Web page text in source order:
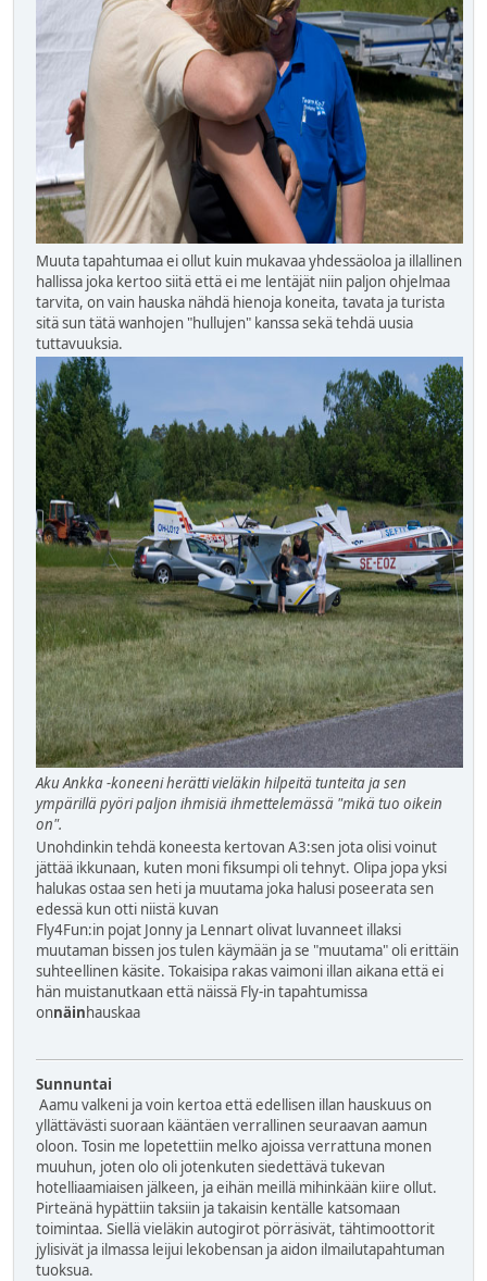
Muuta tapahtumaa ei ollut kuin mukavaa yhdessäoloa ja illallinen
hallissa joka kertoo siitä että ei me lentäjät niin paljon ohjelmaa
tarvita, on vain hauska nähdä hienoja koneita, tavata ja turista
sitä sun tätä wanhojen "hullujen" kanssa sekä tehdä uusia
tuttavuuksia.
Aku Ankka -koneeni herätti vieläkin hilpeitä tunteita ja sen
ympärillä pyöri paljon ihmisiä ihmettelemässä "mikä tuo oikein
on".
Unohdinkin tehdä koneesta kertovan A3:sen jota olisi voinut
jättää ikkunaan, kuten moni fiksumpi oli tehnyt. Olipa jopa yksi
halukas ostaa sen heti ja muutama joka halusi poseerata sen
edessä kun otti niistä kuvan
Fly4Fun:in pojat Jonny ja Lennart olivat luvanneet illaksi
muutaman bissen jos tulen käymään ja se "muutama" oli erittäin
suhteellinen käsite. Tokaisipa rakas vaimoni illan aikana että ei
hän muistanutkaan että näissä Fly-in tapahtumissa
onnäinhauskaa
Sunnuntai
Aamu valkeni ja voin kertoa että edellisen illan hauskuus on
yllättävästi suoraan kääntäen verrallinen seuraavan aamun
oloon. Tosin me lopetettiin melko ajoissa verrattuna monen
muuhun, joten olo oli jotenkuten siedettävä tukevan
hotelliaamiaisen jälkeen, ja eihän meillä mihinkään kiire ollut.
Pirteänä hypättiin taksiin ja takaisin kentälle katsomaan
toimintaa. Siellä vieläkin autogirot pörräsivät, tähtimoottorit
jylisivät ja ilmassa leijui lekobensan ja aidon ilmailutapahtuman
tuoksua.